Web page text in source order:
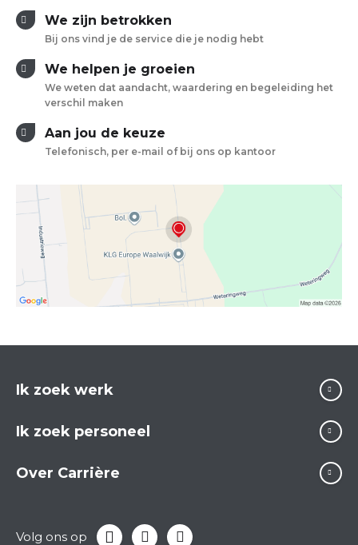
We zijn betrokken
Bij ons vind je de service die je nodig hebt
We helpen je groeien
We weten dat aandacht, waardering en begeleiding het
verschil maken
Aan jou de keuze
Telefonisch, per e-mail of bij ons op kantoor
Ik zoek werk
Ik zoek personeel
Over Carrière
Volg ons op